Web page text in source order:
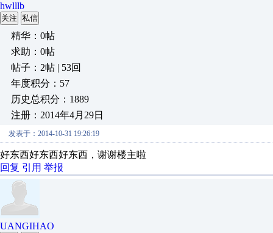
hwlllb
关注 私信
精华：0帖
求助：0帖
帖子：2帖 | 53回
年度积分：57
历史总积分：1889
注册：2014年4月29日
发表于：2014-10-31 19:26:19
好东西好东西好东西，谢谢楼主啦
回复 引用 举报
UANGIHAO